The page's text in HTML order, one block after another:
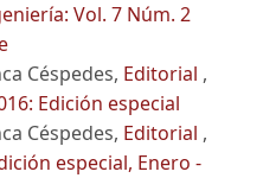
Vol. 7 Núm. 2
Céspedes, Editorial ,
Edición especial
Céspedes, Editorial ,
especial, Enero -